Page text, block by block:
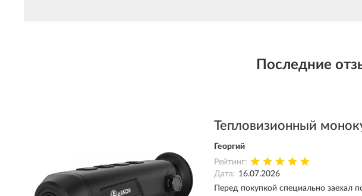
Последние
Тепловизионный
Георгий
Рейтинг:
Дата: 16.07.2026
Перед покупкой специально заехал